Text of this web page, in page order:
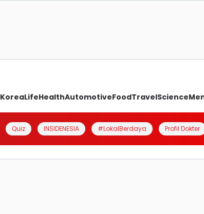
KoreaLifeHealthAutomotiveFoodTravelScience
Quiz INSIDENESIA #LokalBerdaya Profil Dokter